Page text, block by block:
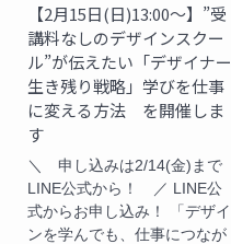
【2月15日(日)13:00〜】”受
講料なしのデザインスクー
ル”が伝えたい「デザイナー
生き残り戦略」学びを仕事
に変える方法 を開催しま
す
＼ 申し込みは2/14(金)まで
LINE公式から！ ／ LINE公
式からお申し込み！ 「デザイ
ンを学んでも、仕事につなが